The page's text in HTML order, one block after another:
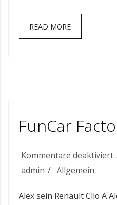
READ MORE
FunCar
Kommentare deaktiviert
admin
Allgemein
Alex sein Renault Clio A